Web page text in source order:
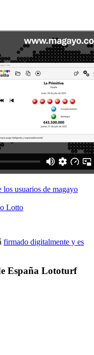
los usuarios de magayo
Lotto
firmado digitalmente y es
España Lototurf